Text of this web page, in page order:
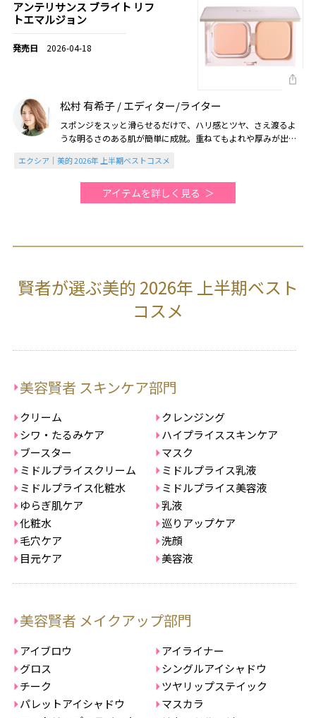
アンテリサンス ブライト リフ
トエマルジョン
2026-04-18
松村 有希子 / エディター/ライター
スポンジをスッと滑らせるだけで、ハリ感とツヤ、さえ渡るよ
うな明るさのある肌が簡単に成就。重ねてもよれや厚みが出
エクシア｜美的 2026年 上半期ベストコスメ
アイテムを詳しく見る
賢者が選ぶ美的 2026年 上半期ベスト
コスメ
美容賢者 スキンケア部門
クリーム
クレンジング
シワ・たるみケア
ハイプライススキンケア
ブースター
マスク
ミドルプライスクリーム
ミドルプライス乳液
ミドルプライス化粧水
ミドルプライス美容液
ゆらぎ肌ケア
乳液
化粧水
巡りアップケア
毛穴ケア
洗顔
目元ケア
美容液
美容賢者 メイクアップ部門
アイブロウ
アイライナー
グロス
シングルアイシャドウ
チーク
ツヤリップステイック
パレットアイシャドウ
マスカラ